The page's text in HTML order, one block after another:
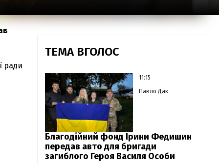
ради
ТЕМА ВГОЛОС
11:15
Павло Дак
Благодійний фонд Ірини Федишин
передав авто для бригади
загиблого Героя Василя Особи